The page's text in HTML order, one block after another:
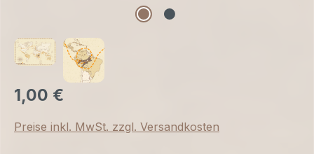
1,00 €
Preise inkl. MwSt. zzgl. Versandkosten